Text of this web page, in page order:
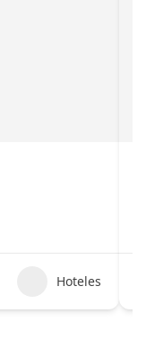
Hoteles